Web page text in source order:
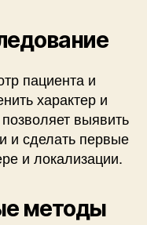
пациента и
характер и
выявить
и сделать первые
и локализации.
методы